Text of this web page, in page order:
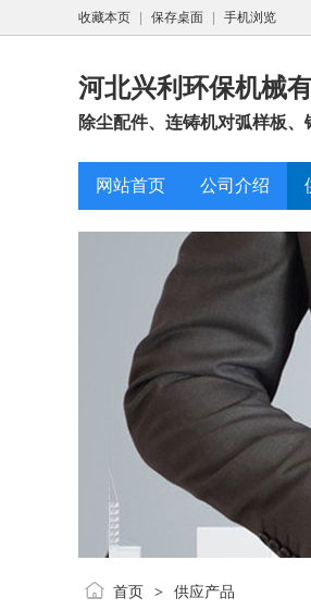
收藏本页 保存桌面 手机浏览
河北兴利环保机械
除尘配件、连铸机对弧样板
网站首页 公司介绍
首页 > 供应产品